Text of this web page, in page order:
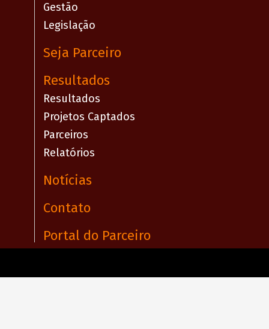
Gestão
Legislação
Seja Parceiro
Resultados
Resultados
Projetos Captados
Parceiros
Relatórios
Notícias
Contato
Portal do Parceiro